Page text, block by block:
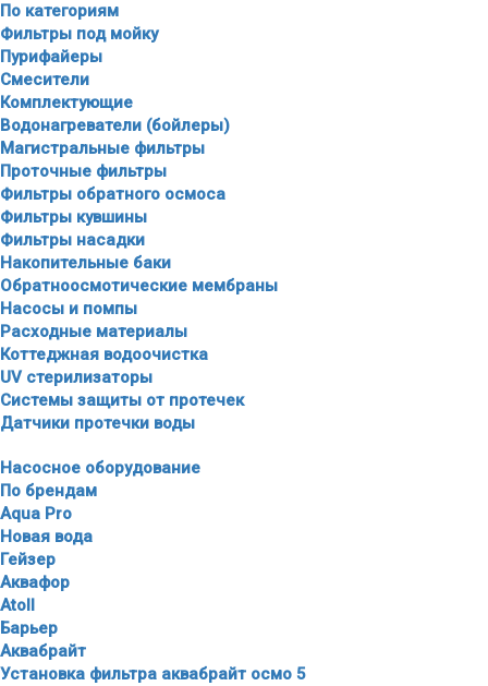
По категориям
Фильтры под мойку
Пурифайеры
Смесители
Комплектующие
Водонагреватели (бойлеры)
Магистральные фильтры
Проточные фильтры
Фильтры обратного осмоса
Фильтры кувшины
Фильтры насадки
Накопительные баки
Обратноосмотические мембраны
Насосы и помпы
Расходные материалы
Коттеджная водоочистка
UV стерилизаторы
Системы защиты от протечек
Датчики протечки воды
Насосное оборудование
По брендам
Aqua Pro
Новая вода
Гейзер
Аквафор
Atoll
Барьер
Аквабрайт
Установка фильтра аквабрайт осмо 5